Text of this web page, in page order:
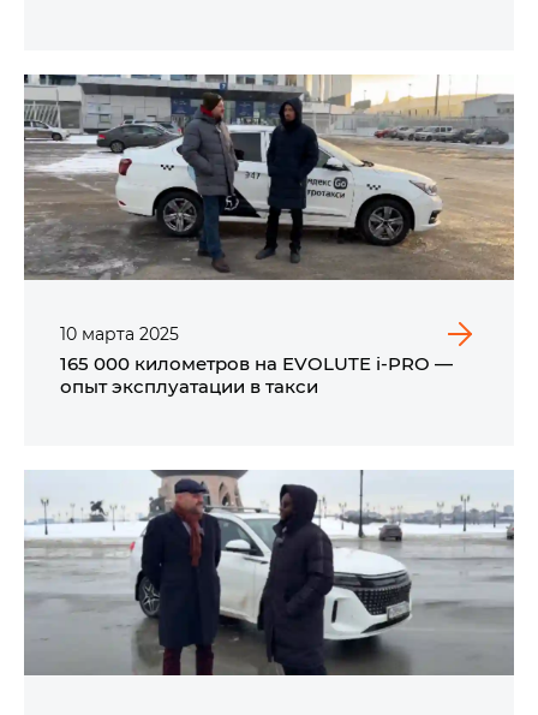
10 марта 2025
165 000 километров на EVOLUTE i‑PRO —
опыт эксплуатации в такси